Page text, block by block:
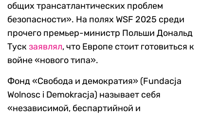
общих трансатлантических проблем
безопасности». На полях WSF 2025 среди
прочего премьер-министр Польши Дональд
Тускзаявлял, что Европе стоит готовиться к
войне «нового типа».
Фонд «Свобода и демократия» (Fundacja
Wolnosc i Demokracja) называет себя
«независимой, беспартийной и